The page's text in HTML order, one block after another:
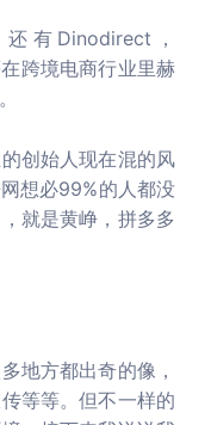
有Dinodirect，
跨境电商行业里赫
创始人现在混的风
想必99%的人都没
就是黄峥，拼多多
地方都出奇的像，
等等。但不一样的